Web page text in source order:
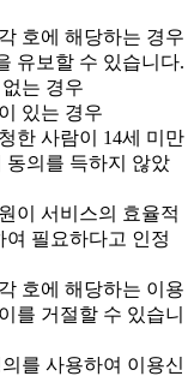
호에 해당하는 경우
유보할 수 있습니다.
는 경우
있는 경우
한 사람이 14세 미만
동의를 득하지 않았
이 서비스의 효율적
여 필요하다고 인정
호에 해당하는 이용
를 거절할 수 있습니
를 사용하여 이용신